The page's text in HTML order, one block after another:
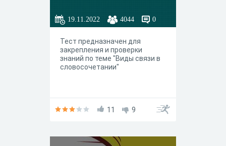
19.11.2022 4044 0
Тест предназначен для
закрепления и проверки
знаний по теме "Виды связи в
словосочетании"
11 9